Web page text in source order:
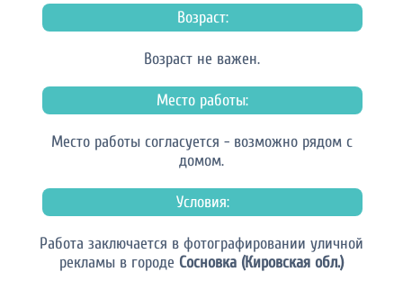
Возраст:
Возраст не важен.
Место работы:
Место работы согласуется - возможно рядом с
домом.
Условия:
Работа заключается в фотографировании уличной
рекламы в городе Сосновка (Кировская обл.)